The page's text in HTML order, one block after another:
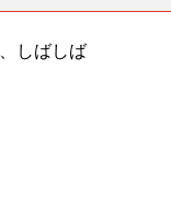
しばしば